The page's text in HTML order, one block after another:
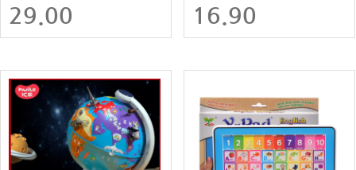
29.00
16.90